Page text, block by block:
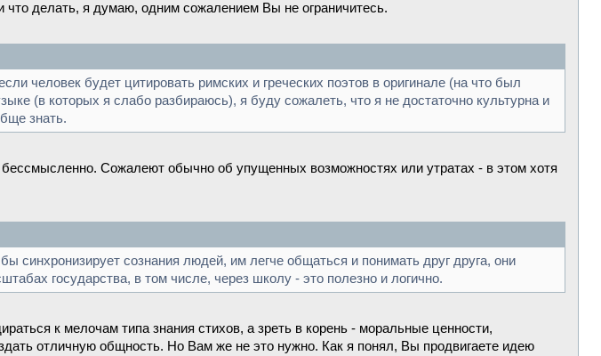
делать, я думаю, одним сожалением Вы не ограничитесь.
человек будет цитировать римских и греческих поэтов в оригинале (на что был
(в которых я слабо разбираюсь), я буду сожалеть, что я не достаточно культурна и
знать.
Сожалеют обычно об упущенных возможностях или утратах - в этом хотя
синхронизирует сознания людей, им легче общаться и понимать друг друга, они
государства, в том числе, через школу - это полезно и логично.
к мелочам типа знания стихов, а зреть в корень - моральные ценности,
отличную общность. Но Вам же не это нужно. Как я понял, Вы продвигаете идею